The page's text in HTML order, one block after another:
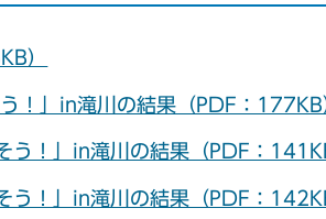
）
！」in滝川の結果（PDF：177KB
！」in滝川の結果（PDF：
！」in滝川の結果（PDF：